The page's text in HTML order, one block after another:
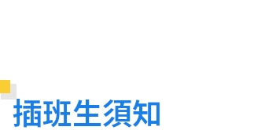
插班生須知